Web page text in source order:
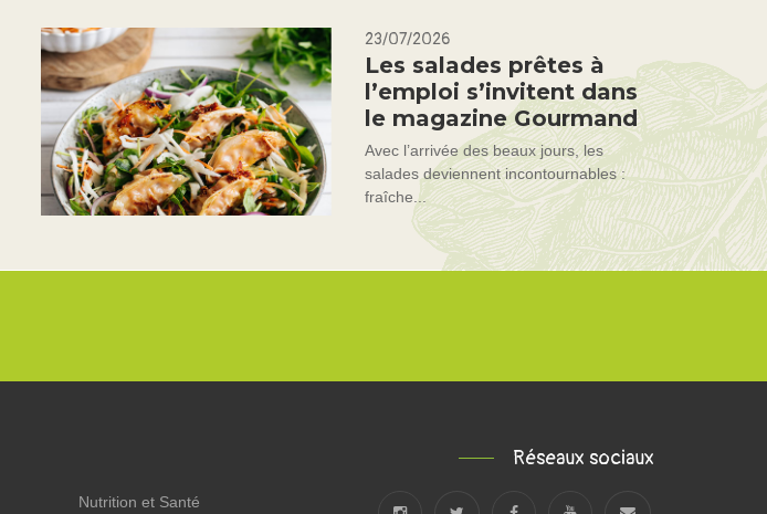
23/07/2026
Les salades prêtes à
l’emploi s’invitent dans
le magazine Gourmand
Avec l’arrivée des beaux jours, les
salades deviennent incontournables :
fraîche...
Nutrition et Santé
Réseaux sociaux